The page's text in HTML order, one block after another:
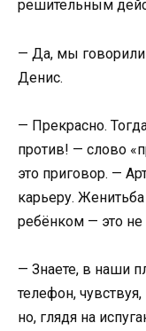
решительным
— Да, мы говорили
Денис.
— Прекрасно.
против! — слово
это приговор. —
карьеру.
ребёнком — это не
— Знаете, в наши
телефон,
но, глядя на